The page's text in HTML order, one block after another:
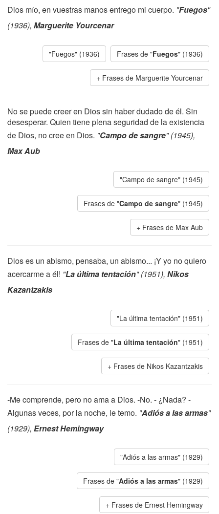
Dios mío, en vuestras manos entrego mi cuerpo. "Fuegos"
(1936), Marguerite Yourcenar
"Fuegos" (1936) Frases de "Fuegos" (1936)
Frases de Marguerite Yourcenar
No se puede creer en Dios sin haber dudado de él. Sin
desesperar. Quien tiene plena seguridad de la existencia
de Dios, no cree en Dios. "Campo de sangre" (1945),
Max Aub
"Campo de sangre" (1945)
Frases de "Campo de sangre" (1945)
Frases de Max Aub
Dios es un abismo, pensaba, un abismo... ¡Y yo no quiero
acercarme a él! "La última tentación" (1951), Nikos
Kazantzakis
"La última tentación" (1951)
Frases de "La última tentación" (1951)
Frases de Nikos Kazantzakis
-Me comprende, pero no ama a Dios. -No. - ¿Nada? -
Algunas veces, por la noche, le temo. "Adiós a las armas"
(1929), Ernest Hemingway
"Adiós a las armas" (1929)
Frases de "Adiós a las armas" (1929)
Frases de Ernest Hemingway